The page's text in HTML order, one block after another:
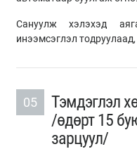
Сануулж хэлэхэд
инээмсэглэл
05
Тэмдэглэл
/өдөрт 15
зарцуул/